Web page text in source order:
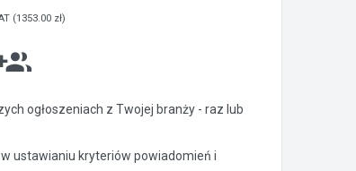
(1353.00 zł)
ogłoszeniach z Twojej branży - raz lub
ustawianiu kryteriów powiadomień i